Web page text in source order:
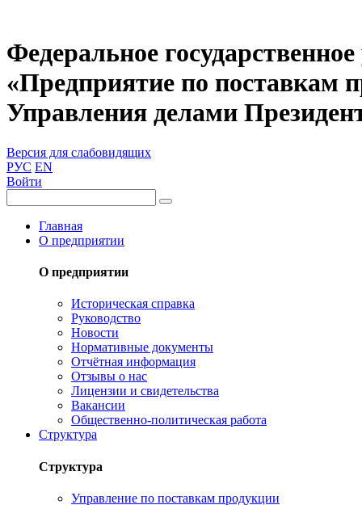
Федеральное
«Предприятие по поставкам
Управления делами
Версия для слабовидящих
РУС EN
Войти
Главная
О предприятии
О предприятии
Историческая справка
Руководство
Новости
Нормативные документы
Отчётная информация
Отзывы о нас
Лицензии и свидетельства
Вакансии
Общественно-политическая работа
Структура
Структура
Управление по поставкам продукции